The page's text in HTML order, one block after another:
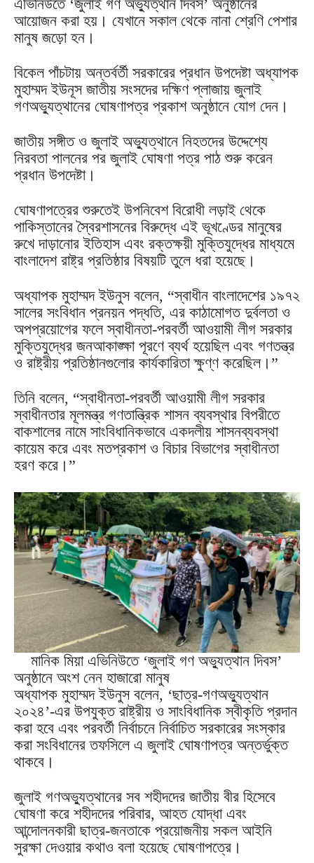
এভিনিউতে ‘জুলাই গণ অভ্যুত্থান দিবস’ অনুষ্ঠানের
আয়োজন করা হয়। যেখানে সকাল থেকে নানা শ্রেণি পেশার
মানুষ জড়ো হন।
বিকেল পাঁচটায় অন্তর্বর্তী সরকারের প্রধান উপদেষ্টা অধ্যাপক
মুহাম্মদ ইউনূস জাতীয় সংসদের দক্ষিণ প্লাজায় জুলাই
গণঅভ্যুত্থানের ঘোষণাপত্র প্রকাশ অনুষ্ঠানে যোগ দেন।
জাতীয় সঙ্গীত ও জুলাই অভ্যুত্থানে নিহতদের উদ্দেশ্যে
নিরবতা পালনের পর জুলাই ঘোষণা পত্র পাঠ শুরু করেন
প্রধান উপদেষ্টা।
ঘোষণাপত্রের শুরুতেই উপনিবেশ বিরোধী লড়াই থেকে
পাকিস্তানের স্বৈরশাসনের বিরুদ্ধে এই ভূখণ্ডের মানুষের
রুখে দাড়ানোর ইতিহাস এবং রক্তক্ষয়ী মুক্তিযুদ্ধের মাধ্যমে
বাংলাদেশ রাষ্ট্র প্রতিষ্ঠার বিষয়টি তুলে ধরা হয়েছে।
অধ্যাপক মুহাম্মদ ইউনুস বলেন, “স্বাধীন বাংলাদেশের ১৯৭২
সালের সংবিধান প্রনয়ন পদ্ধতি, এর কাঠামোগত দুর্বলতা ও
অপপ্রয়োগের ফলে স্বাধীনতা-পরবর্তী আওয়ামী লীগ সরকার
মুক্তিযুদ্ধের জনআকাঙ্ক্ষা পূরণে ব্যর্থ হয়েছিল এবং গণতন্ত্র
ও রাষ্ট্রীয় প্রতিষ্ঠানগুলোর কার্যকারিতা ক্ষুণ্ণ করেছিল।”
তিনি বলেন, “স্বাধীনতা-পরবর্তী আওয়ামী লীগ সরকার
স্বাধীনতার মূলমন্ত্র গণতান্ত্রিক শাসন ব্যবস্থার বিপরীতে
বাকশালের নামে সাংবিধানিকভাবে একদলীয় শাসনব্যবস্থা
কায়েম করে এবং মতপ্রকাশ ও বিচার বিভাগের স্বাধীনতা
হরণ করে।”
মানিক মিয়া এভিনিউতে ‘জুলাই গণ অভ্যুত্থান দিবস’
অনুষ্ঠানে অংশ নেন হাজারো মানুষ
অধ্যাপক মুহাম্মদ ইউনুস বলেন, ‘ছাত্র-গণঅভ্যুত্থান
২০২৪’-এর উপযুক্ত রাষ্ট্রীয় ও সাংবিধানিক স্বীকৃতি প্রদান
করা হবে এবং পরবর্তী নির্বাচনে নির্বাচিত সরকারের সংস্কার
করা সংবিধানের তফসিলে এ জুলাই ঘোষণাপত্র অন্তর্ভুক্ত
থাকবে।
জুলাই গণঅভ্যুত্থানের সব শহীদদের জাতীয় বীর হিসেবে
ঘোষণা করে শহীদদের পরিবার, আহত যোদ্ধা এবং
আন্দোলনকারী ছাত্র-জনতাকে প্রয়োজনীয় সকল আইনি
সুরক্ষা দেওয়ার কথাও বলা হয়েছে ঘোষণাপত্রে।